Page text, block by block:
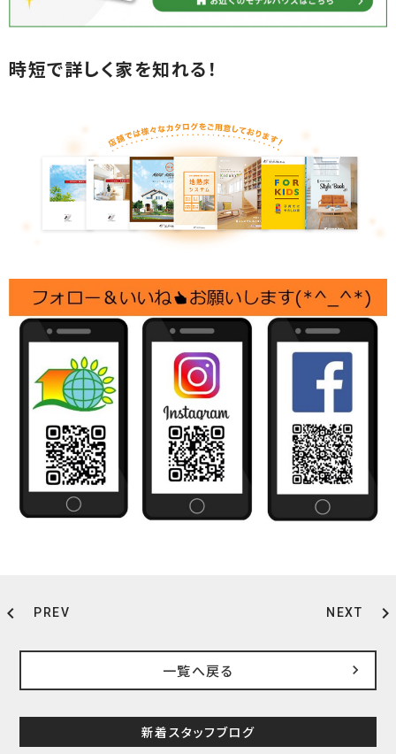
時短で詳しく家を知れる！
chevron_left PREV NEXT chevron_right
一覧へ戻る
新着スタッフブログ